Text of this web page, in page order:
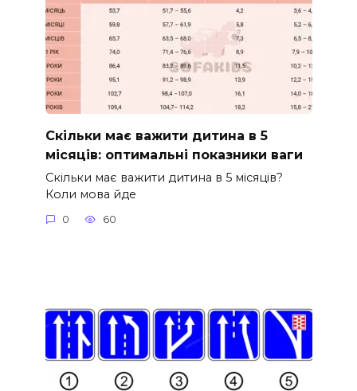
Скільки має важити дитина в 5
місяців: оптимальні показники ваги
Скільки має важити дитина в 5 місяців?
Коли мова йде
0 60